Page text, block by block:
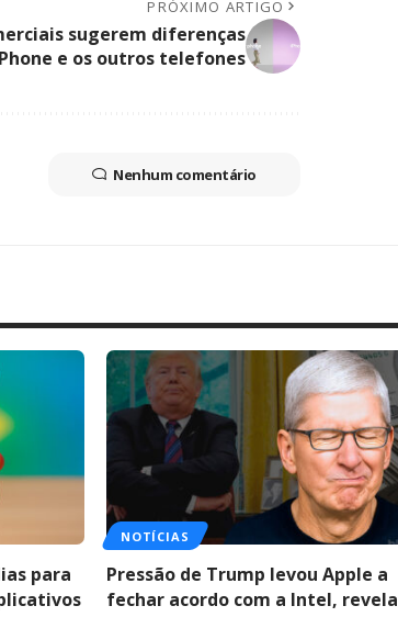
PRÓXIMO ARTIGO
sugerem diferenças
e os outros telefones
Nenhum comentário
para
NOTÍCIAS
Pressão de Trump levou Apple a
fechar acordo com a Intel, revela